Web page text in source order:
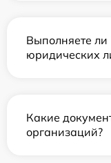
Выполняете
юридических
Какие
организаций?